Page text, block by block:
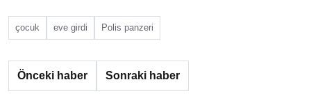
çocuk eve girdi Polis panzeri
Önceki haber Sonraki haber